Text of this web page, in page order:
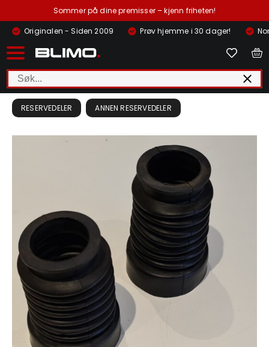
Sommer på dine premisser – kjenn friheten!
Originalen - Siden 2009
Prøv hjemme i 30 dager!
RESERVEDELER ANNEN RESERVEDELER